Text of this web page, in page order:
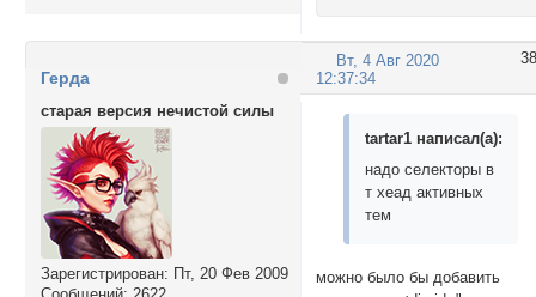
38
Вт, 4 Авг 2020
12:37:34
Герда
старая версия нечистой силы
Зарегистрирован: Пт, 20 Фев 2009
tartar1 написал(а):
надо селекторы в
т хеад активных
тем
можно было бы добавить